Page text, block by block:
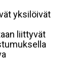
yksilöivät
liittyvät